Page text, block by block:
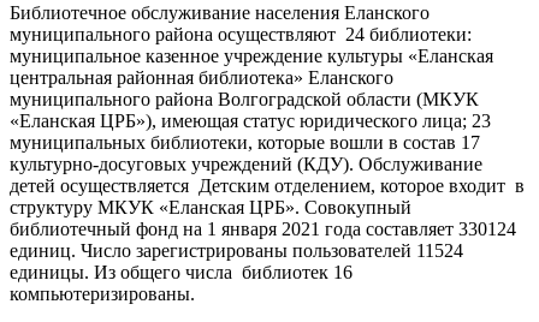
Библиотечное обслуживание населения Еланского
муниципального района осуществляют 24 библиотеки:
муниципальное казенное учреждение культуры «Еланская
центральная районная библиотека» Еланского
муниципального района Волгоградской области (МКУК
«Еланская ЦРБ»), имеющая статус юридического лица; 23
муниципальных библиотеки, которые вошли в состав 17
культурно-досуговых учреждений (КДУ). Обслуживание
детей осуществляется Детским отделением, которое входит в
структуру МКУК «Еланская ЦРБ». Совокупный
библиотечный фонд на 1 января 2021 года составляет 330124
единиц. Число зарегистрированы пользователей 11524
единицы. Из общего числа библиотек 16
компьютеризированы.